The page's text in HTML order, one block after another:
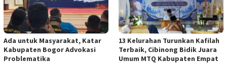
Ada untuk Masyarakat, Katar
Kabupaten Bogor Advokasi
Problematika
13 Kelurahan Turunkan Kafilah
Terbaik, Cibinong Bidik Juara
Umum MTQ Kabupaten Empat